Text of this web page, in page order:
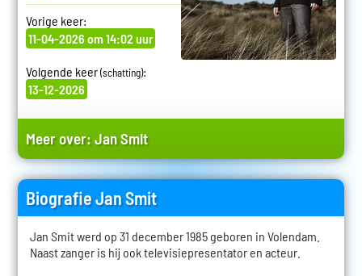
Vorige keer:
11-04-2026 om 14:02 uur
Volgende keer(schatting):
13-12-2026
Meer over:Jan Smit
Biografie Jan Smit
Jan Smit werd op 31 december 1985 geboren in Volendam.
Naast zanger is hij ook televisiepresentator en acteur.